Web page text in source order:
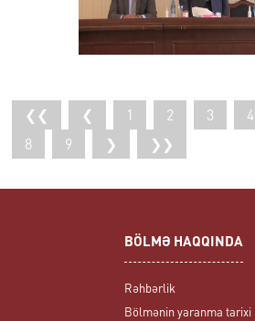
❮❮ ❮ 1 2 3 4
8
9 ❯ ❯❯
BÖLMƏ HAQQINDA
Rəhbərlik
Bölmənin yaranma tarixi